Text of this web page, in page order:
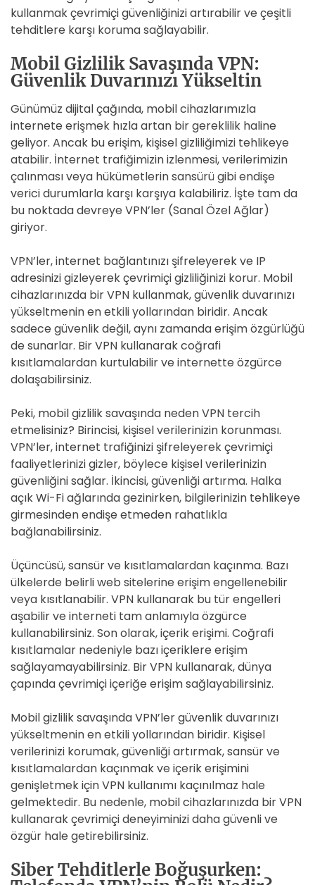
kullanmak çevrimiçi güvenliğinizi artırabilir ve çeşitli
tehditlere karşı koruma sağlayabilir.
Mobil Gizlilik Savaşında VPN:
Güvenlik Duvarınızı Yükseltin
Günümüz dijital çağında, mobil cihazlarımızla
internete erişmek hızla artan bir gereklilik haline
geliyor. Ancak bu erişim, kişisel gizliliğimizi tehlikeye
atabilir. İnternet trafiğimizin izlenmesi, verilerimizin
çalınması veya hükümetlerin sansürü gibi endişe
verici durumlarla karşı karşıya kalabiliriz. İşte tam da
bu noktada devreye VPN’ler (Sanal Özel Ağlar)
giriyor.
VPN’ler, internet bağlantınızı şifreleyerek ve IP
adresinizi gizleyerek çevrimiçi gizliliğinizi korur. Mobil
cihazlarınızda bir VPN kullanmak, güvenlik duvarınızı
yükseltmenin en etkili yollarından biridir. Ancak
sadece güvenlik değil, aynı zamanda erişim özgürlüğü
de sunarlar. Bir VPN kullanarak coğrafi
kısıtlamalardan kurtulabilir ve internette özgürce
dolaşabilirsiniz.
Peki, mobil gizlilik savaşında neden VPN tercih
etmelisiniz? Birincisi, kişisel verilerinizin korunması.
VPN’ler, internet trafiğinizi şifreleyerek çevrimiçi
faaliyetlerinizi gizler, böylece kişisel verilerinizin
güvenliğini sağlar. İkincisi, güvenliği artırma. Halka
açık Wi-Fi ağlarında gezinirken, bilgilerinizin tehlikeye
girmesinden endişe etmeden rahatlıkla
bağlanabilirsiniz.
Üçüncüsü, sansür ve kısıtlamalardan kaçınma. Bazı
ülkelerde belirli web sitelerine erişim engellenebilir
veya kısıtlanabilir. VPN kullanarak bu tür engelleri
aşabilir ve interneti tam anlamıyla özgürce
kullanabilirsiniz. Son olarak, içerik erişimi. Coğrafi
kısıtlamalar nedeniyle bazı içeriklere erişim
sağlayamayabilirsiniz. Bir VPN kullanarak, dünya
çapında çevrimiçi içeriğe erişim sağlayabilirsiniz.
Mobil gizlilik savaşında VPN’ler güvenlik duvarınızı
yükseltmenin en etkili yollarından biridir. Kişisel
verilerinizi korumak, güvenliği artırmak, sansür ve
kısıtlamalardan kaçınmak ve içerik erişimini
genişletmek için VPN kullanımı kaçınılmaz hale
gelmektedir. Bu nedenle, mobil cihazlarınızda bir VPN
kullanarak çevrimiçi deneyiminizi daha güvenli ve
özgür hale getirebilirsiniz.
Siber Tehditlerle Boğuşurken: